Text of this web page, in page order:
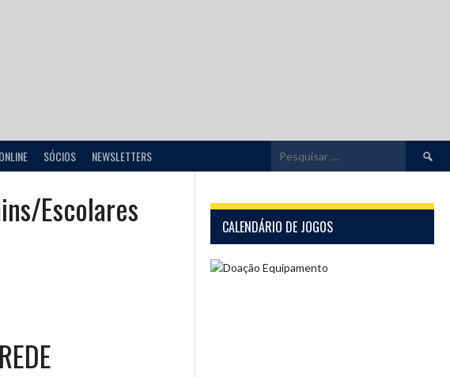
SÓCIOS NEWSLETTERS
por:
Escolares CALENDÁRIO DE JOGOS